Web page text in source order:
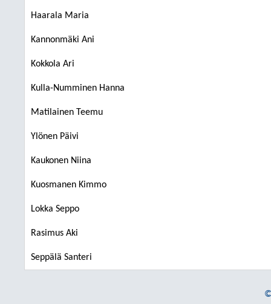
Haarala Maria
Kannonmäki Ani
Kokkola Ari
Kulla-Numminen Hanna
Matilainen Teemu
Ylönen Päivi
Kaukonen Niina
Kuosmanen Kimmo
Lokka Seppo
Rasimus Aki
Seppälä Santeri